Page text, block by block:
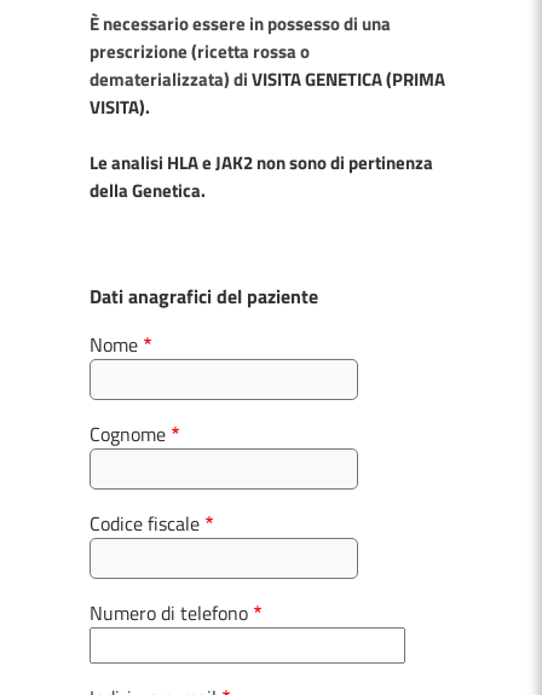
È necessario essere in possesso di una
prescrizione (ricetta rossa o
dematerializzata) diVISITA GENETICA (PRIMA
VISITA).
Le analisi HLA e JAK2 non sono di pertinenza
della Genetica.
Dati anagrafici del paziente
Nome
Cognome
Codice fiscale
Numero di telefono